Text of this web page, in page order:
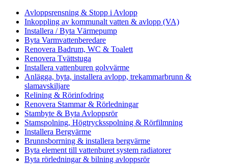
Avloppsrensning & Stopp i Avlopp
Inkoppling av kommunalt vatten & avlopp (VA)
Installera / Byta Värmepump
Byta Varmvattenberedare
Renovera Badrum, WC & Toalett
Renovera Tvättstuga
Installera vattenburen golvvärme
Anlägga, byta, installera avlopp, trekammarbrunn &
slamavskiljare
Relining & Rörinfodring
Renovera Stammar & Rörledningar
Stambyte & Byta Avloppsrör
Stamspolning, Högtrycksspolning & Rörfilmning
Installera Bergvärme
Brunnsborrning & installera bergvärme
Byta element till vattenburet system radiatorer
Byta rörledningar & bilning avloppsrör